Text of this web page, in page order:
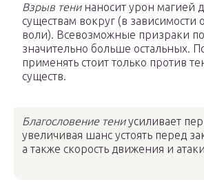
Взрыв тенинаносит урон магией
существам вокруг (в зависимости
воли). Всевозможные призраки
значительно больше остальных.
применять стоит только против
существ.
Благословение тениусиливает
увеличивая шанс устоять перед
а также скорость движения и